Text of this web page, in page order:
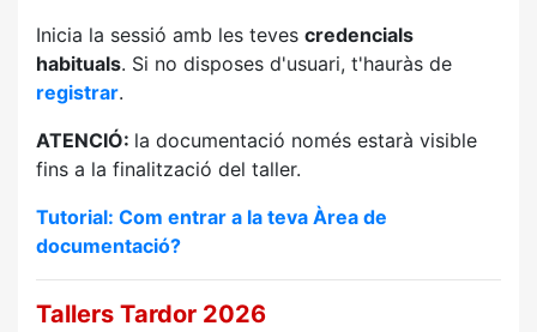
Inicia la sessió amb les teves credencials
habituals. Si no disposes d'usuari, t'hauràs de
registrar.
ATENCIÓ: la documentació només estarà visible
fins a la finalització del taller.
Tutorial: Com entrar a la teva Àrea de
documentació?
Tallers Tardor 2026